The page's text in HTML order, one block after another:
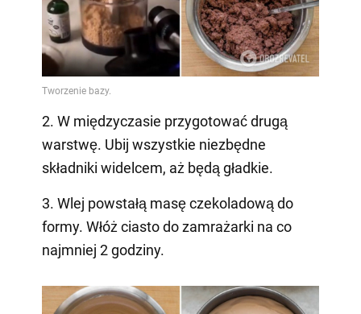
2. W międzyczasie przygotować drugą
warstwę. Ubij wszystkie niezbędne
składniki widelcem, aż będą gładkie.
3. Wlej powstałą masę czekoladową do
formy. Włóż ciasto do zamrażarki na co
najmniej 2 godziny.